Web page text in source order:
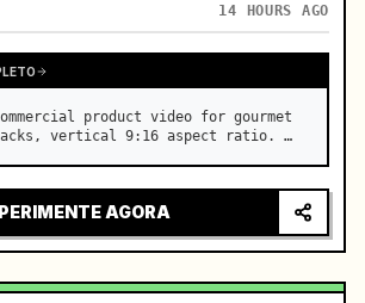
14 HOURS AGO
product video for gourmet
vertical 9:16 aspect ratio. …
AGORA